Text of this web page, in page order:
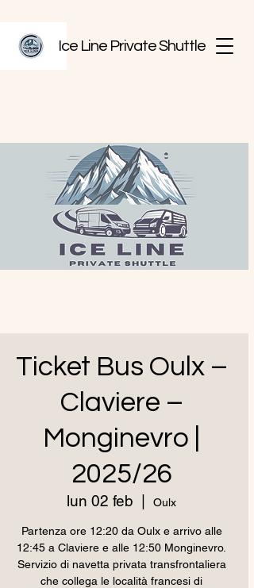
Ice Line Private Shuttle
Ticket Bus Oulx –
Claviere –
Monginevro |
2025/26
lun 02 feb Oulx
Partenza ore 12:20 da Oulx e arrivo alle
12:45 a Claviere e alle 12:50 Monginevro.
Servizio di navetta privata transfrontaliera
che collega le località francesi di